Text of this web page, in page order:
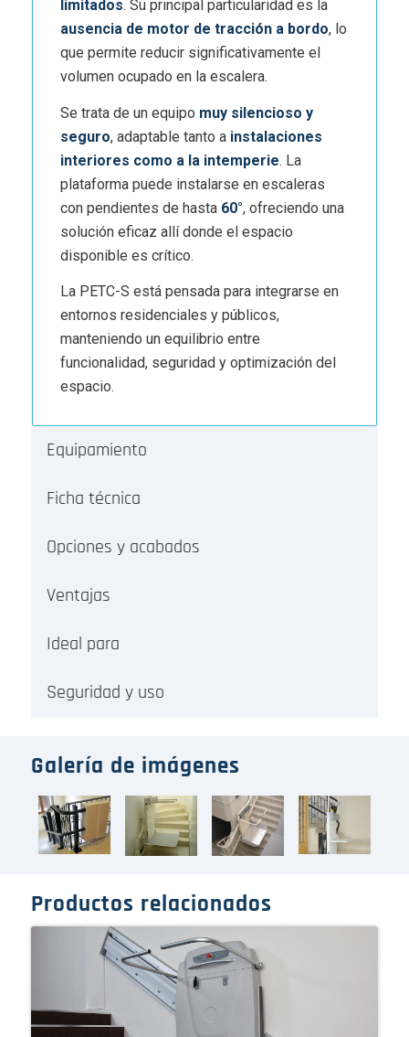
limitados. Su principal particularidad es la
ausencia de motor de tracción a bordo, lo
que permite reducir significativamente el
volumen ocupado en la escalera.
Se trata de un equipo muy silencioso y
seguro, adaptable tanto a instalaciones
interiores como a la intemperie. La
plataforma puede instalarse en escaleras
con pendientes de hasta 60°, ofreciendo una
solución eficaz allí donde el espacio
disponible es crítico.
La PETC-S está pensada para integrarse en
entornos residenciales y públicos,
manteniendo un equilibrio entre
funcionalidad, seguridad y optimización del
espacio.
Equipamiento
Ficha técnica
Opciones y acabados
Ventajas
Ideal para
Seguridad y uso
Galería de imágenes
Productos relacionados